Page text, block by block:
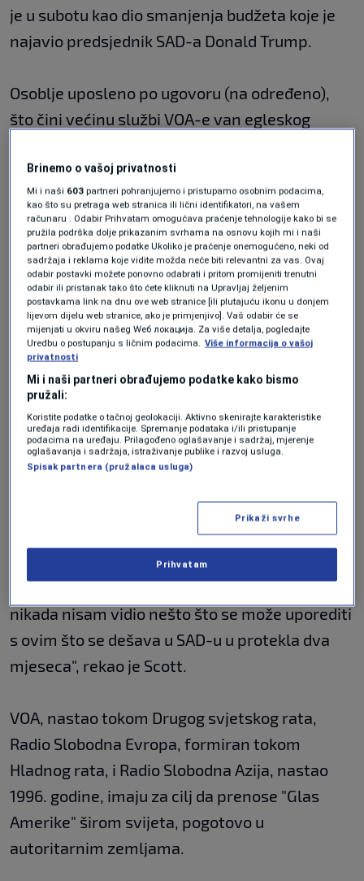
je u subotu kao dio smanjenja budžeta koje je
najavio predsjednik SAD-a Donald Trump.
Osoblje uposleno po ugovoru (na određeno),
što čini većinu službi VOA-e van egleskog
obavještenjem da im ugovori prestaju 31.
marta.
Mnogi takvi uposleni nisu državljani SAD-a i
njima prijeti otpuštanje. To se odnosi na one
koji se nalaze u SAD-u, jer može se desiti da im
se ne produži dozvola za boravak.
Oni zaposleni koji su američki državljani,
stavljeni na prinudni odmor, u ovoj fazi nisu
dobili pismo o otpuštanju.
Liam Scott, novinar VOA-e koji je će biti
da je zatvaranje VOA-e i sličnih medija napad
"Dugo sam izvještavao o slobodi štampe i
nikada nisam vidio nešto što se može uporediti
s ovim što se dešava u SAD-u u protekla dva
mjeseca", rekao je Scott.
VOA, nastao tokom Drugog svjetskog rata,
Radio Slobodna Evropa, formiran tokom
Hladnog rata, i Radio Slobodna Azija, nastao
1996. godine, imaju za cilj da prenose "Glas
Amerike" širom svijeta, pogotovo u
autoritarnim zemljama.
Brinemo o vašoj privatnosti
Mi i naši 603 partneri pohranjujemo i pristupamo osobnim podacima,
kao što su pretraga web stranica ili lični identifikatori, na vašem
računaru . Odabir Prihvatam omogućava praćenje tehnologije kako bi se
pružila podrška dolje prikazanim svrhama na osnovu kojih mi i naši
partneri obrađujemo podatke Ukoliko je praćenje onemogućeno, neki od
sadržaja i reklama koje vidite možda neće biti relevantni za vas. Ovaj
odabir postavki možete ponovno odabrati i pritom promijeniti trenutni
odabir ili pristanak tako što ćete kliknuti na Upravljaj željenim
postavkama link na dnu ove web stranice [ili plutajuću ikonu u donjem
lijevom dijelu web stranice, ako je primjenjivo]. Vaš odabir će se
mijenjati u okviru našeg Wеб локација. Za više detalja, pogledajte
Uredbu o postupanju s ličnim podacima. Više informacija o vašoj
privatnosti
Mi i naši partneri obrađujemo podatke kako bismo
pružali:
Koristite podatke o tačnoj geolokaciji. Aktivno skenirajte karakteristike
uređaja radi identifikacije. Spremanje podataka i/ili pristupanje
podacima na uređaju. Prilagođeno oglašavanje i sadržaj, mjerenje
oglašavanja i sadržaja, istraživanje publike i razvoj usluga.
Spisak partnera (pružalaca usluga)
Prikaži svrhe
Prihvatam